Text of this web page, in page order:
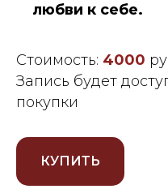
любви к себе.
Стоимость: 4000
Запись будет
покупки
КУПИТЬ